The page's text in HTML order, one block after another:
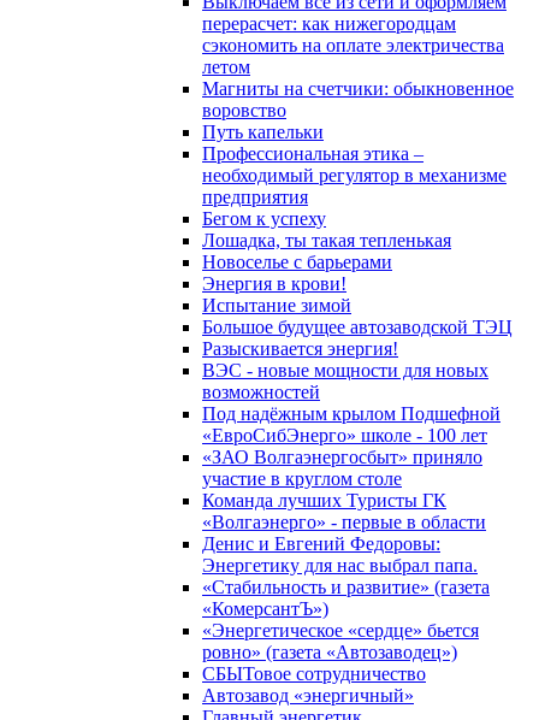
перерасчет: как нижегородцам
сэкономить на оплате электричества
летом
Магниты на счетчики: обыкновенное
воровство
Путь капельки
Профессиональная этика –
необходимый регулятор в механизме
предприятия
Бегом к успеху
Лошадка, ты такая тепленькая
Новоселье с барьерами
Энергия в крови!
Испытание зимой
Большое будущее автозаводской ТЭЦ
Разыскивается энергия!
ВЭС - новые мощности для новых
возможностей
Под надёжным крылом Подшефной
«ЕвроСибЭнерго» школе - 100 лет
«ЗАО Волгаэнергосбыт» приняло
участие в круглом столе
Команда лучших Туристы ГК
«Волгаэнерго» - первые в области
Денис и Евгений Федоровы:
Энергетику для нас выбрал папа.
«Стабильность и развитие» (газета
«КомерсантЪ»)
«Энергетическое «сердце» бьется
ровно» (газета «Автозаводец»)
СБЫТовое сотрудничество
Автозавод «энергичный»